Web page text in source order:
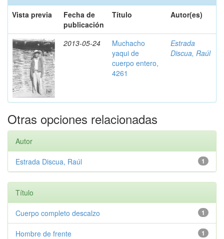
Vista previa
Fecha de
publicación
Título Autor(es)
2013-05-24
Muchacho
yaqui de
cuerpo entero,
4261
Estrada
Discua, Raúl
Otras opciones relacionadas
Autor
1
Estrada Discua, Raúl
Título
1
Cuerpo completo descalzo
1
Hombre de frente